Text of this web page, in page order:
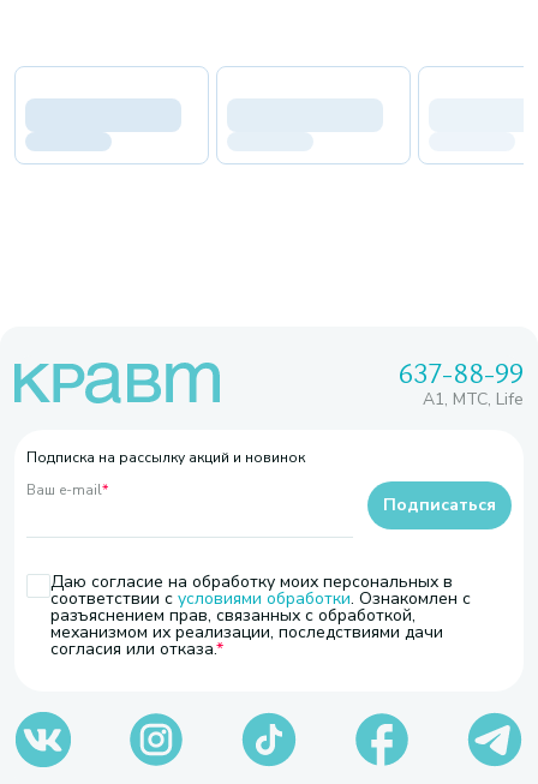
637-88-99
A1, МТС, Life
Подписка на рассылку акций и новинок
Ваш e-mail*
Даю согласие на обработку моих персональных в
соответствии с условиями обработки. Ознакомлен с
разъяснением прав, связанных с обработкой,
механизмом их реализации, последствиями дачи
согласия или отказа.
Подписаться